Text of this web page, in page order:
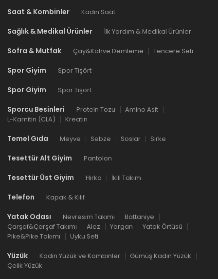
Saat & Kombinler Kadın Saat
Sağlık & Medikal Ürünler İlk Yardım & Medikal Ürünler
Sofra & Mutfak Çay&Kahve Demleme Tencere Seti
Spor Giyim Spor Tişört
Spor Giyim Spor Tişört
Sporcu Besinleri Protein Tozu
Amino Asit
L-Karnitin (CLA)
Kreatin
Temel Gıda Meyve Sebze Soslar Sirke
Tesettür Alt Giyim Pantolon
Tesettür Üst Giyim Hırka İkili Takım
Telefon Kapak & Kılıf
Yatak Odası Nevresim Takımı
Battaniye
Çarşaf&Çarşaf Takımı
Alez Yorgan
Yatak Örtüsü
Pike&Pike Takımı
Uyku Seti
Yüzük Kadın Yüzük ve Kombinler
Gümüş Kadın Yüzük
Çelik Yüzük